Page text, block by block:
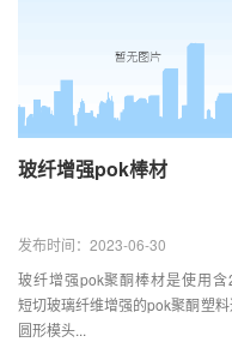
玻纤增强pok棒材
发布时间：2023-06-30
玻纤增强pok聚酮棒材是使用含
短切玻璃纤维增强的pok聚酮塑料
圆形模头...